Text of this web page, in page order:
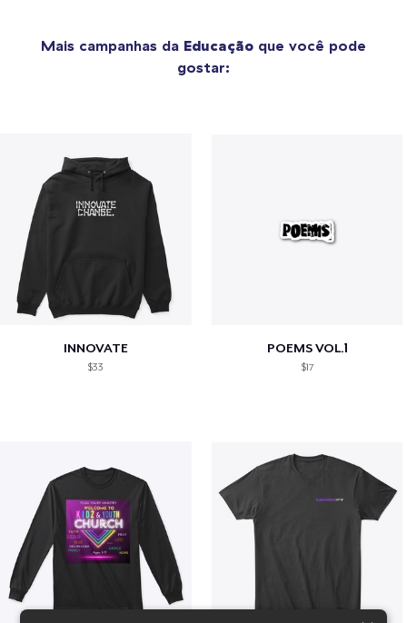
Mais campanhas da Educação que você pode
gostar:
INNOVATE
$33
POEMS VOL.1
$17